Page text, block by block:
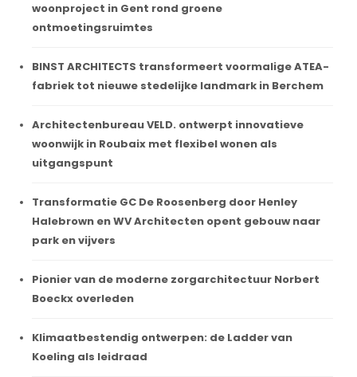
woonproject in Gent rond groene
ontmoetingsruimtes
BINST ARCHITECTS transformeert voormalige ATEA-
fabriek tot nieuwe stedelijke landmark in Berchem
Architectenbureau VELD. ontwerpt innovatieve
woonwijk in Roubaix met flexibel wonen als
uitgangspunt
Transformatie GC De Roosenberg door Henley
Halebrown en WV Architecten opent gebouw naar
park en vijvers
Pionier van de moderne zorgarchitectuur Norbert
Boeckx overleden
Klimaatbestendig ontwerpen: de Ladder van
Koeling als leidraad